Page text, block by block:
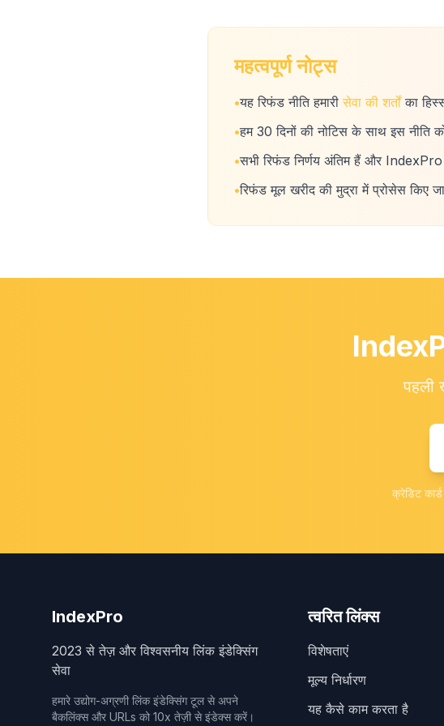
महत्वपूर्ण नोट्स
•यह रिफंड नीति हमारी सेवा की शर्तोंका
•हम 30 दिनों की नोटिस के साथ इस नीति
•सभी रिफंड निर्णय अंतिम हैं और
•रिफंड मूल खरीद की मुद्रा में प्रोसेस किए
पहली
क्रेडिट
IndexPro
2023 से तेज़ और विश्वसनीय लिंक इंडेक्सिंग
सेवा
हमारे उद्योग-अग्रणी लिंक इंडेक्सिंग टूल से अपने
बैकलिंक्स और URLs को 10x तेज़ी से इंडेक्स करें।
त्वरित लिंक्स
विशेषताएं
मूल्य निर्धारण
यह कैसे काम करता है